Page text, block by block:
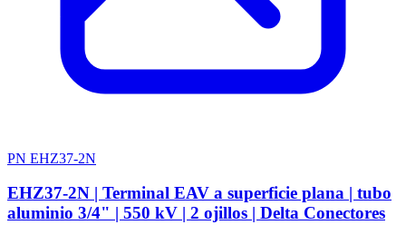
PN EHZ37-2N
EHZ37-2N | Terminal EAV a superficie plana | tubo
aluminio 3/4" | 550 kV | 2 ojillos | Delta Conectores